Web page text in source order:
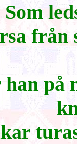
Som
från
på